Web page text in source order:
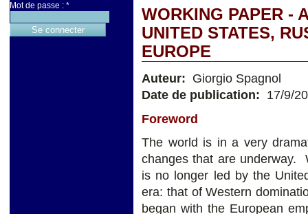
Mot de passe : *
WORKING PAPER -
UNITED STATES,
EUROPE
Auteur: Giorgio Spagnol
Date de publication: 17/9/
Foreword
The world is in a very
changes that are underway.
is no longer led by the
era: that of Western
began with the European